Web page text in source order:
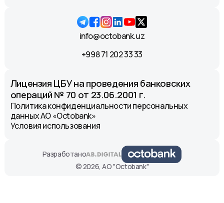
info@octobank.uz
+998 71 202 33 33
Лицензия ЦБУ на проведения банковских
операций № 70 от 23.06.2001 г.
Политика конфиденциальности персональных
данных АО «Octobank»
Условия использования
Разработано
© 2026, АО "Octobank"